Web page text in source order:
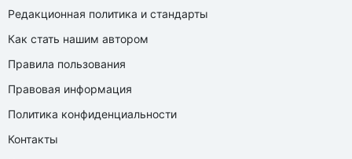
Редакционная политика и стандарты
Как стать нашим автором
Правила пользования
Правовая информация
Политика конфиденциальности
Контакты